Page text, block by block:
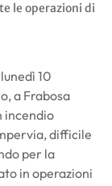
le operazioni di
10
a Frabosa
incendio
difficile
per la
in operazioni